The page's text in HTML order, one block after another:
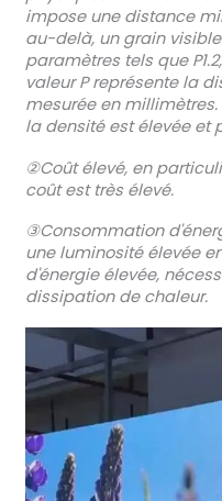
impose une distance
au-delà, un grain
paramètres tels que
valeur P représente la
mesurée en
la densité est élevée et
②Coût élevé, en
coût est très élevé.
③Consommation
une luminosité élevée
d'énergie élevée,
dissipation de chaleur.